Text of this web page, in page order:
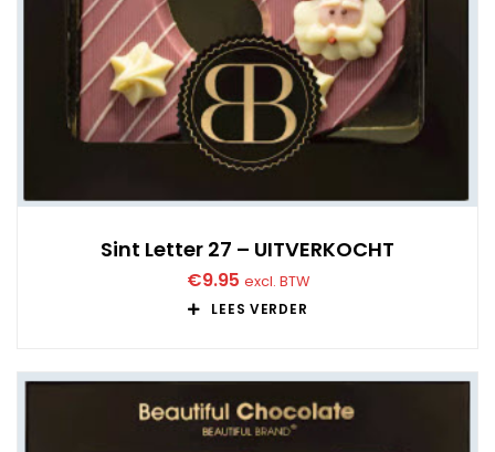
Sint Letter 27 – UITVERKOCHT
€9.95 excl. BTW
LEES VERDER